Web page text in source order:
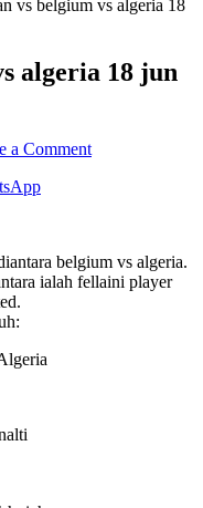
vs belgium vs algeria 18
algeria 18 jun
a Comment
belgium vs algeria.
ialah fellaini player